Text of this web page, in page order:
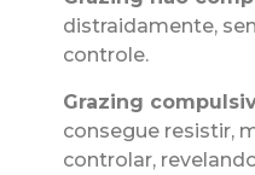
distraidamente,
controle.
Grazing
consegue resistir,
controlar,